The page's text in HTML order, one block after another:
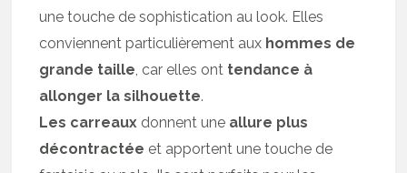
une touche de sophistication au look. Elles
conviennent particulièrement aux hommes de
grande taille, car elles ont tendance à
allonger la silhouette.
Les carreaux donnent une allure plus
décontractée et apportent une touche de